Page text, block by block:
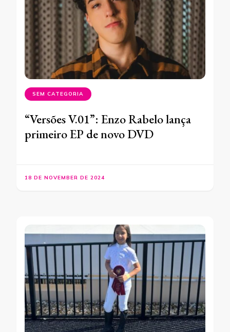
SEM CATEGORIA
“Versões V.01”: Enzo Rabelo lança
primeiro EP de novo DVD
18 DE NOVEMBER DE 2024